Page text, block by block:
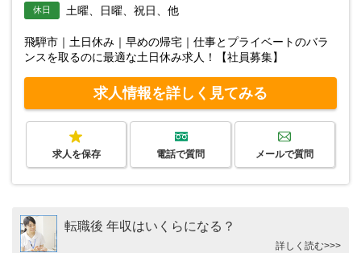
休日 土曜、日曜、祝日、他
飛騨市｜土日休み｜早めの帰宅｜仕事とプライベートのバラ
ンスを取るのに最適な土日休み求人！【社員募集】
求人情報を詳しく見てみる
求人を保存 電話で質問 メールで質問
転職後 年収はいくらになる？
詳しく読む>>>